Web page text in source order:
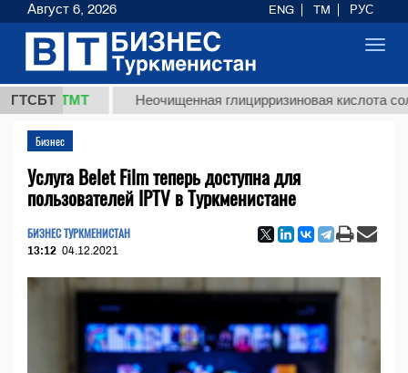
ГТСБТ
ТМТ Неочищенная глицирризиновая кислота
Бизнес
Услуга Belet Film теперь доступна для
пользователей IPTV в Туркменистане
БИЗНЕС ТУРКМЕНИСТАН
13:12 04.12.2021
Август 6, 2026 ENG TM РУС